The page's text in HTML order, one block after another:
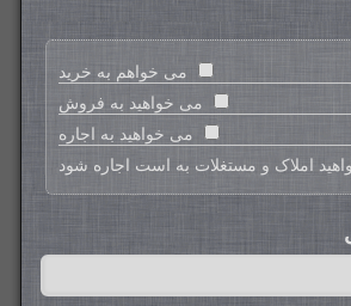
می خواهم به خرید
می خواهید به فروش
می خواهید به اجاره
املاک و مستغلات به است اجاره شود